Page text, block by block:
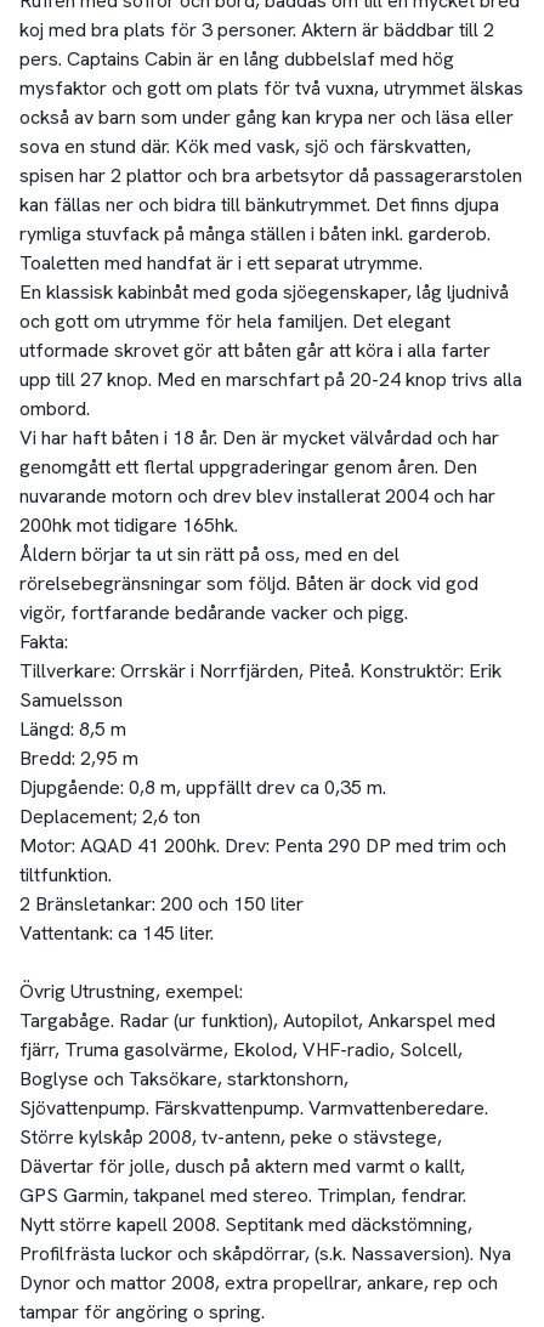
koj med bra plats för 3 personer. Aktern är bäddbar till 2
pers. Captains Cabin är en lång dubbelslaf med hög
mysfaktor och gott om plats för två vuxna, utrymmet älskas
också av barn som under gång kan krypa ner och läsa eller
sova en stund där. Kök med vask, sjö och färskvatten,
spisen har 2 plattor och bra arbetsytor då passagerarstolen
kan fällas ner och bidra till bänkutrymmet. Det finns djupa
rymliga stuvfack på många ställen i båten inkl. garderob.
Toaletten med handfat är i ett separat utrymme.
En klassisk kabinbåt med goda sjöegenskaper, låg ljudnivå
och gott om utrymme för hela familjen. Det elegant
utformade skrovet gör att båten går att köra i alla farter
upp till 27 knop. Med en marschfart på 20-24 knop trivs alla
ombord.
Vi har haft båten i 18 år. Den är mycket välvårdad och har
genomgått ett flertal uppgraderingar genom åren. Den
nuvarande motorn och drev blev installerat 2004 och har
200hk mot tidigare 165hk.
Åldern börjar ta ut sin rätt på oss, med en del
rörelsebegränsningar som följd. Båten är dock vid god
vigör, fortfarande bedårande vacker och pigg.
Fakta:
Tillverkare: Orrskär i Norrfjärden, Piteå. Konstruktör: Erik
Samuelsson
Längd: 8,5 m
Bredd: 2,95 m
Djupgående: 0,8 m, uppfällt drev ca 0,35 m.
Deplacement; 2,6 ton
Motor: AQAD 41 200hk. Drev: Penta 290 DP med trim och
tiltfunktion.
2 Bränsletankar: 200 och 150 liter
Vattentank: ca 145 liter.
Övrig Utrustning, exempel:
Targabåge. Radar (ur funktion), Autopilot, Ankarspel med
fjärr, Truma gasolvärme, Ekolod, VHF-radio, Solcell,
Boglyse och Taksökare, starktonshorn,
Sjövattenpump. Färskvattenpump. Varmvattenberedare.
Större kylskåp 2008, tv-antenn, peke o stävstege,
Dävertar för jolle, dusch på aktern med varmt o kallt,
GPS Garmin, takpanel med stereo. Trimplan, fendrar.
Nytt större kapell 2008. Septitank med däckstömning,
Profilfrästa luckor och skåpdörrar, (s.k. Nassaversion). Nya
Dynor och mattor 2008, extra propellrar, ankare, rep och
tampar för angöring o spring.